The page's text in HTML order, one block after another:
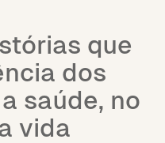
que
dos
saúde, no
vida